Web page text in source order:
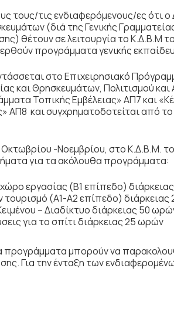
τους/τις ενδιαφερόμενους/ες ότι
(διά της Γενικής
θέτουν σε λειτουργία το Κ.Δ.Β.Μ
προγράμματα γενικής
στο Επιχειρησιακό
και Θρησκευμάτων, Πολιτισμού
Τοπικής Εμβέλειας» ΑΠ7 και
ΑΠ8 και συγχρηματοδοτείται από
-Νοεμβρίου, στο Κ.Δ.Β.Μ.
για τα ακόλουθα προγράμματα:
χώρο εργασίας (Β1 επίπεδο)
τουρισμό (Α1-Α2 επίπεδο)
– Διαδίκτυο διάρκειας 50
για το σπίτι διάρκειας 25 ωρών
μπορούν να
Για την ένταξη των